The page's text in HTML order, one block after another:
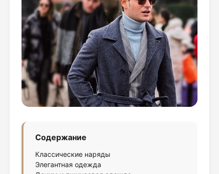
Содержание
Классические наряды
Элегантная одежда